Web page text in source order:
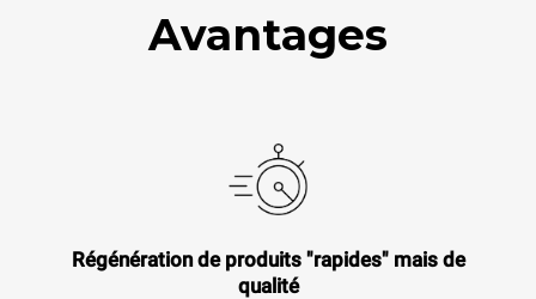
Avantages
Régénération de produits "rapides" mais de
qualité